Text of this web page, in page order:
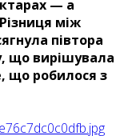
— а
між
півтора
що вирішувала
що робилося з